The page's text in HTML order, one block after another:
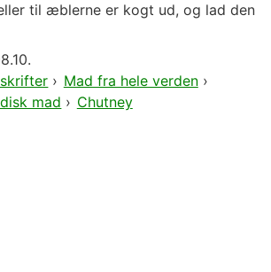
til æblerne er kogt ud, og lad den
› Mad fra hele verden›
mad › Chutney